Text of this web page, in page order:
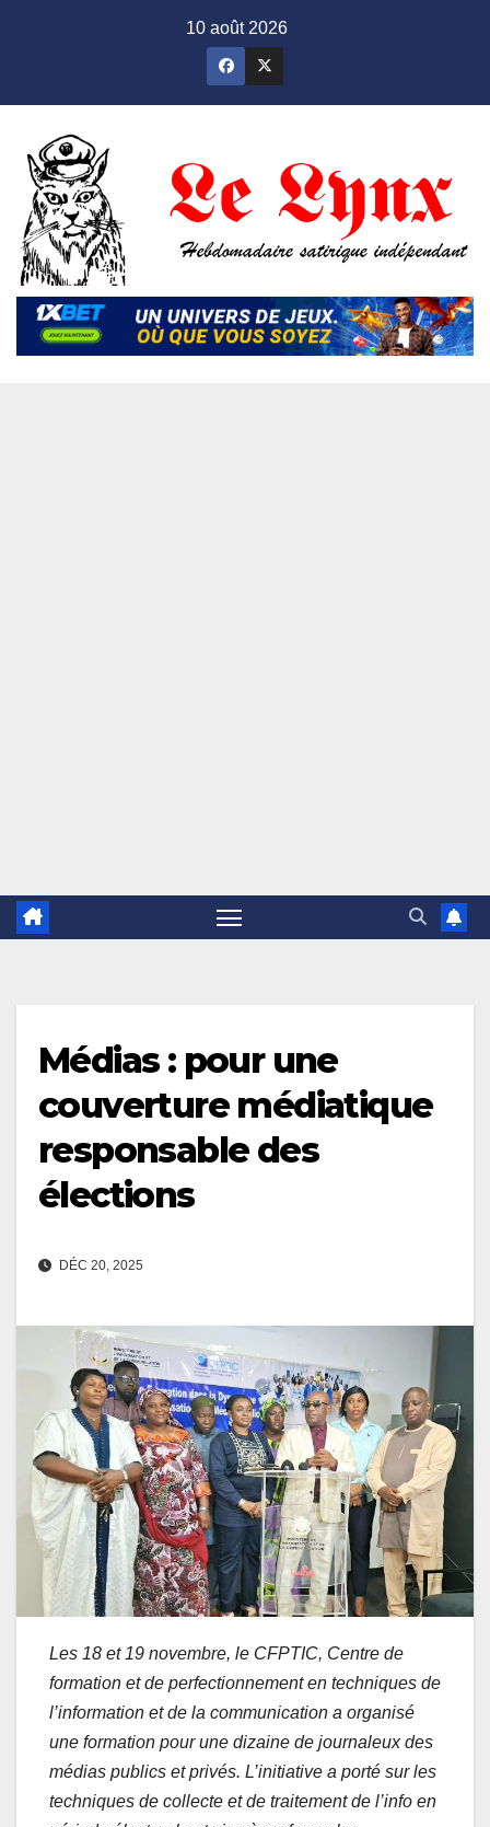
10 août 2026
Médias : pour une
couverture médiatique
responsable des
élections
DÉC 20, 2025
Les 18 et 19 novembre, le CFPTIC, Centre de
formation et de perfectionnement en techniques de
l’information et de la communication a organisé
une formation pour une dizaine de journaleux des
médias publics et privés. L’initiative a porté sur les
techniques de collecte et de traitement de l’info en